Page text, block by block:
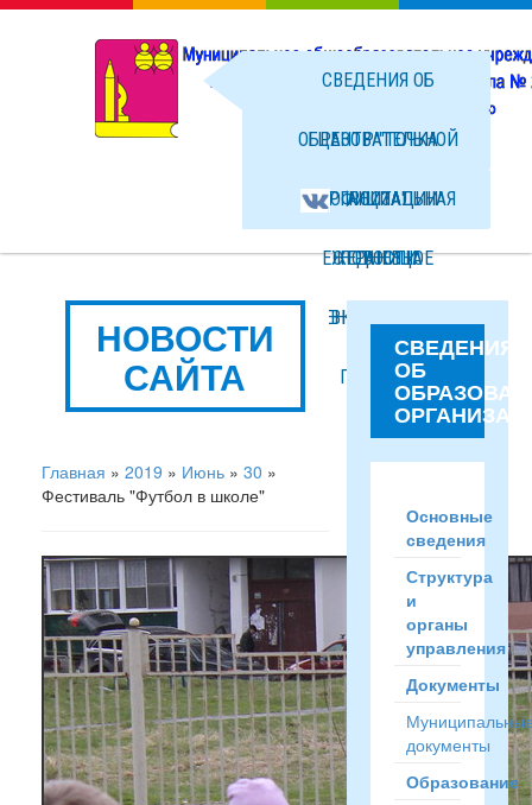
СВЕДЕНИЯ ОБ
ОБРАЗОВАТЕЛЬНОЙ
ОРГАНИЗАЦИИ
НОВОСТИ
ФАЙЛЫ
ЦЕНТР "ТОЧКА
РОСТА"
ЕЖЕДНЕВНОЕ
МЕНЮ ГОРЯЧЕГО
ПИТАНИЯ
ОФИЦИАЛЬНАЯ
СТРАНИЦА
ВКОНТАКТЕ
НОВОСТИ
САЙТА
Главная » 2019 » Июнь » 30 »
Фестиваль "Футбол в школе"
СВЕДЕНИЯ
ОБ
Основные
сведения
Структура
и
органы
управления
Документы
документы
Образование